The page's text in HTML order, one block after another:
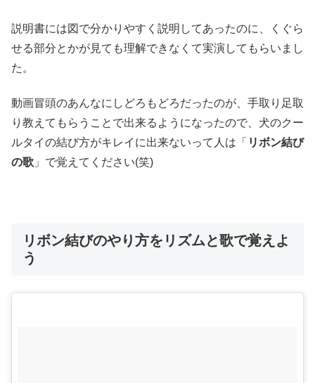
説明書には図で分かりやすく説明してあったのに、くぐら
せる部分とかが見ても理解できなくて実演してもらいまし
た。
動画冒頭のあんなにしどろもどろだったのが、手取り足取
り教えてもらうことで出来るようになったので、犬のクー
ルタイの結び方がキレイに出来ないって人は「 リボン結び
の歌 」で覚えてください(笑)
リボン結びのやり方をリズムと歌で覚えよ
う